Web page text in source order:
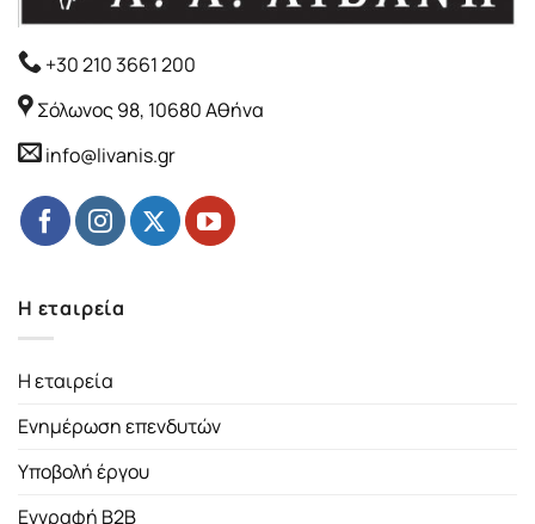
+30 210 3661 200
Σόλωνος 98, 10680 Αθήνα
info@livanis.gr
Η εταιρεία
Η εταιρεία
Ενημέρωση επενδυτών
Υποβολή έργου
Εγγραφή B2B